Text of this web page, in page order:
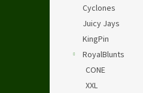
Cyclones
Juicy Jays
KingPin
RoyalBlunts
CONE
XXL